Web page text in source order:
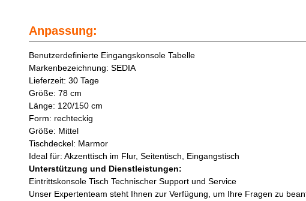
Anpassung:
Benutzerdefinierte Eingangskonsole Tabelle
Markenbezeichnung: SEDIA
Lieferzeit: 30 Tage
Größe: 78 cm
Länge: 120/150 cm
Form: rechteckig
Größe: Mittel
Tischdeckel: Marmor
Ideal für: Akzenttisch im Flur, Seitentisch, Eingangstisch
Unterstützung und Dienstleistungen:
Eintrittskonsole Tisch Technischer Support und Service
Unser Expertenteam steht Ihnen zur Verfügung, um Ihre Fragen zu